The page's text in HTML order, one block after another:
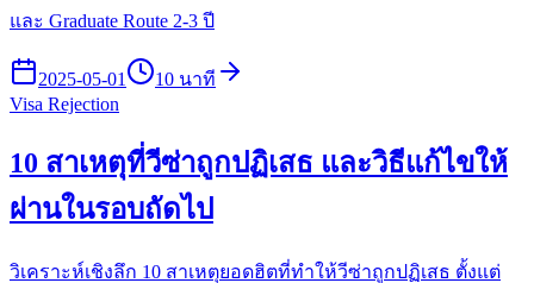
และ Graduate Route 2-3 ปี
2025-05-01
10 นาที
Visa Rejection
10 สาเหตุที่วีซ่าถูกปฏิเสธ และวิธีแก้ไขให้
ผ่านในรอบถัดไป
วิเคราะห์เชิงลึก 10 สาเหตุยอดฮิตที่ทำให้วีซ่าถูกปฏิเสธ ตั้งแต่